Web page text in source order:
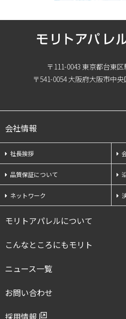
〒111-0043 東京都台東
〒541-0054 大阪府大阪市中
会社情報
社長挨拶
品質保証について
ネットワーク
モリトアパレルについて
こんなところにもモリト
ニュース一覧
お問い合わせ